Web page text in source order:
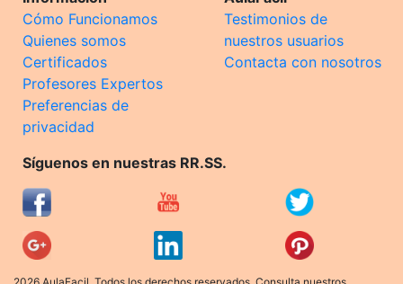
Cómo Funcionamos
Quienes somos
Certificados
Profesores Expertos
Preferencias de
privacidad
Testimonios de
nuestros usuarios
Contacta con nosotros
Síguenos en nuestras RR.SS.